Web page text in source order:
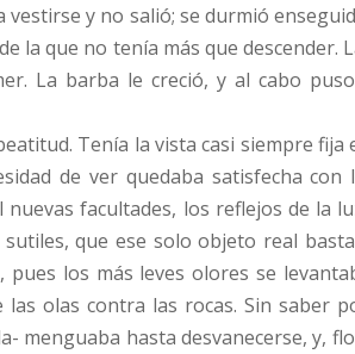
y no salió; se durmió
la que no tenía más que descender.
La barba le creció, y al cabo
Tenía la vista casi siempre fija
de ver quedaba satisfecha con
facultades, los reflejos de la
que ese solo objeto real
los más leves olores se
olas contra las rocas. Sin saber
menguaba hasta desvanecerse, y,